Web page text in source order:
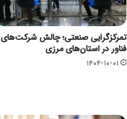
تمرکزگرایی صنعتی؛ چالش شرکت‌های
فناور در استان‌های مرزی
۱۴۰۴-۱۰-۰۱